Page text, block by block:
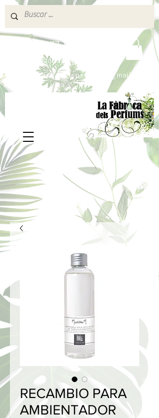
640 377 187
Portes pagados a partir de 80€
lafabricadelsperfums@gmail.com
RECAMBIO PARA
AMBIENTADOR